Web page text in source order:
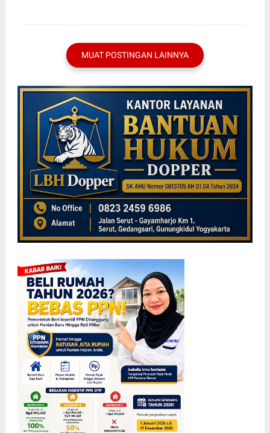
MUAT POSTINGAN LAINNYA